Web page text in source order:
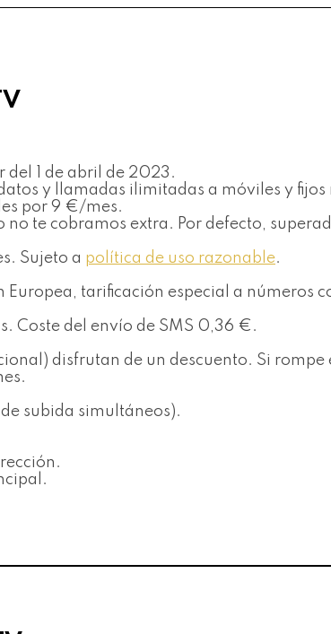
del 1 de abril de 2023.
y llamadas ilimitadas a móviles y
por 9 €/mes.
te cobramos extra. Por defecto,
Sujeto a política de uso razonable.
tarificación especial a números
Coste del envío de SMS 0,36 €.
disfrutan de un descuento. Si
subida simultáneos).